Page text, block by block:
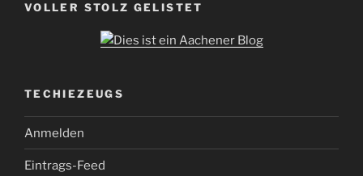
VOLLER STOLZ GELISTET
TECHIEZEUGS
Anmelden
Eintrags-Feed